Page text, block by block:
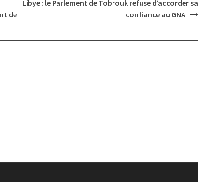
de
Libye : le Parlement de Tobrouk refuse d’accorder sa
confiance au GNA